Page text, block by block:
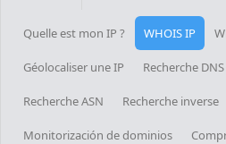
Quelle est mon IP ? WHOIS IP
Géolocaliser une IP Recherche DNS
Recherche ASN Recherche inverse
Monitorización de dominios